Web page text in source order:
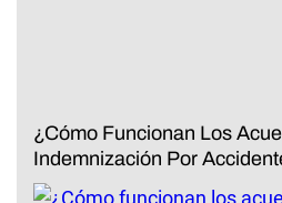
¿Cómo Funcionan Los
Indemnización Por